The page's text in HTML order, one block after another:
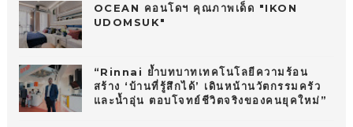
OCEAN คอนโดฯ คุณภาพเด็ด "IKON
UDOMSUK"
“Rinnai ย้ำบทบาทเทคโนโลยีความร้อน
สร้าง ‘บ้านที่รู้สึกได้’ เดินหน้านวัตกรรมครัว
และน้ำอุ่น ตอบโจทย์ชีวิตจริงของคนยุคใหม่”